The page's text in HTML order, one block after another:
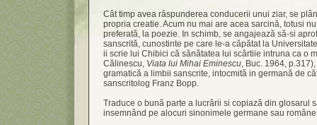
Cât timp avea răspunderea conducerii unui ziar, se
propria creatie. Acum nu mai are acea sarcină, totusi
preferată, la poezie. In schimb, se angajează să-si
sanscrită, cunostinte pe care le-a căpătat la
ii scrie lui Chibici că sănătatea lui scârtiie intruna ca o
Călinescu, Viata lui Mihai Eminescu, Buc. 1964,
gramatică a limbii sanscrite, intocmită in germană de
sanscritolog Franz Bopp.
Traduce o bună parte a lucrării si copiază din glosarul
insemnând pe alocuri sinonimele germane sau